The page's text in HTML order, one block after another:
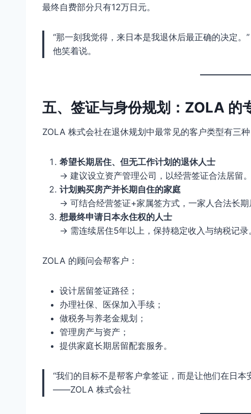
最终自费部分只有12万日元。
“那一刻我觉得，来日本是我退休后最正确的决定。”
他笑着说。
五、签证与身份规划：ZOLA 的
ZOLA 株式会社在退休规划中最常见的客户类型有三种
希望长期居住、但无工作计划的退休人士
→ 建议设立资产管理公司，以经营签证合法居留。
计划购买房产并长期自住的家庭
→ 可结合经营签证+家属签方式，一家人合法长期
想最终申请日本永住权的人士
→ 需连续居住5年以上，保持稳定收入与纳税记录
ZOLA 的顾问会帮客户：
设计居留签证路径；
办理社保、医保加入手续；
做税务与养老金规划；
管理房产与资产；
提供家庭长期居留配套服务。
“我们的目标不是帮客户拿签证，而是让他们在日本
——ZOLA 株式会社